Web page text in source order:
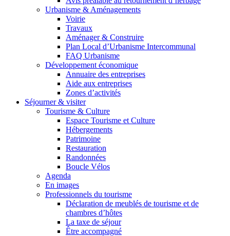
Urbanisme & Aménagements
Voirie
Travaux
Aménager & Construire
Plan Local d’Urbanisme Intercommunal
FAQ Urbanisme
Développement économique
Annuaire des entreprises
Aide aux entreprises
Zones d’activités
Séjourner & visiter
Tourisme & Culture
Espace Tourisme et Culture
Hébergements
Patrimoine
Restauration
Randonnées
Boucle Vélos
Agenda
En images
Professionnels du tourisme
Déclaration de meublés de tourisme et de
chambres d’hôtes
La taxe de séjour
Être accompagné